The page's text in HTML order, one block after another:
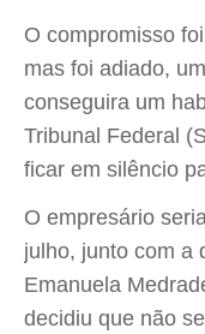
O compromisso
mas foi adiado,
conseguira um
Tribunal Federal
ficar em silêncio
O empresário
julho, junto com a
Emanuela
decidiu que não